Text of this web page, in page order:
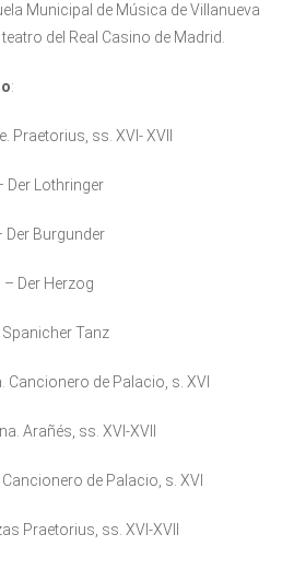
Municipal de Música de Villanueva
del Real Casino de Madrid.
:
Praetorius, ss. XVI- XVII
Der Lothringer
Der Burgunder
– Der Herzog
Spanicher Tanz
Cancionero de Palacio, s. XVI
Arañés, ss. XVI-XVII
de Palacio, s. XVI
Praetorius, ss. XVI-XVII